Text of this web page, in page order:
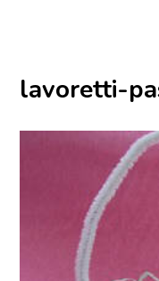
lavoretti-